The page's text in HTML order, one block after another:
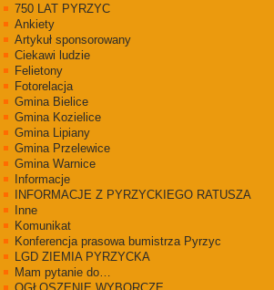
750 LAT PYRZYC
Ankiety
Artykuł sponsorowany
Ciekawi ludzie
Felietony
Fotorelacja
Gmina Bielice
Gmina Kozielice
Gmina Lipiany
Gmina Przelewice
Gmina Warnice
Informacje
INFORMACJE Z PYRZYCKIEGO RATUSZA
Inne
Komunikat
Konferencja prasowa bumistrza Pyrzyc
LGD ZIEMIA PYRZYCKA
Mam pytanie do…
OGŁOSZENIE WYBORCZE